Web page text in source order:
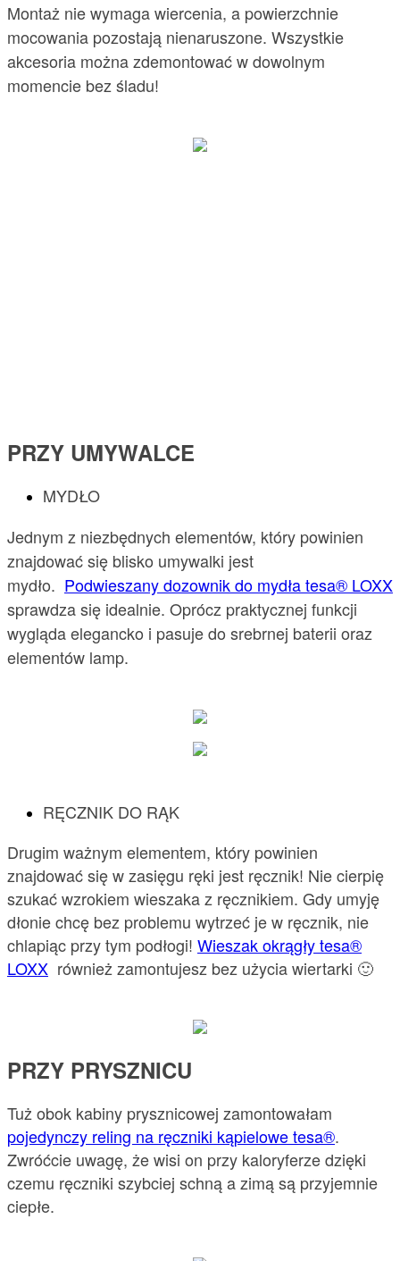
Montaż nie wymaga wiercenia, a powierzchnie
mocowania pozostają nienaruszone. Wszystkie
akcesoria można zdemontować w dowolnym
momencie bez śladu!
PRZY UMYWALCE
MYDŁO
Jednym z niezbędnych elementów, który powinien
znajdować się blisko umywalki jest
mydło. Podwieszany dozownik do mydła tesa® LOXX
sprawdza się idealnie. Oprócz praktycznej funkcji
wygląda elegancko i pasuje do srebrnej baterii oraz
elementów lamp.
RĘCZNIK DO RĄK
Drugim ważnym elementem, który powinien
znajdować się w zasięgu ręki jest ręcznik! Nie cierpię
szukać wzrokiem wieszaka z ręcznikiem. Gdy umyję
dłonie chcę bez problemu wytrzeć je w ręcznik, nie
chlapiąc przy tym podłogi! Wieszak okrągły tesa®
LOXX również zamontujesz bez użycia wiertarki 🙂
PRZY PRYSZNICU
Tuż obok kabiny prysznicowej zamontowałam
pojedynczy reling na ręczniki kąpielowe tesa®.
Zwróćcie uwagę, że wisi on przy kaloryferze dzięki
czemu ręczniki szybciej schną a zimą są przyjemnie
ciepłe.